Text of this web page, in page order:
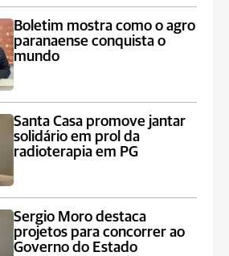
Boletim mostra como o agro
paranaense conquista o
mundo
Santa Casa promove jantar
solidário em prol da
radioterapia em PG
Sergio Moro destaca
projetos para concorrer ao
Governo do Estado